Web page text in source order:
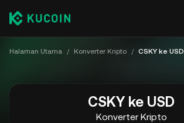
Halaman Utama / Konverter Kripto / CSKY ke USD
CSKY ke USD
Konverter Kripto